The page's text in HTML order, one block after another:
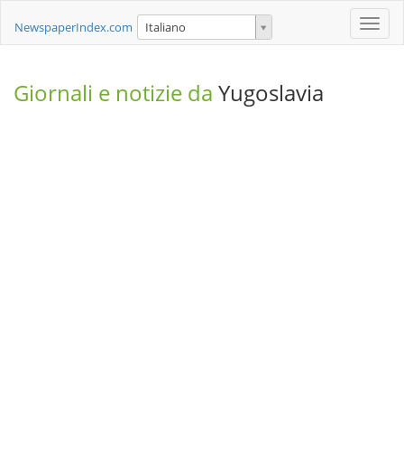
Toggle
NewspaperIndex.com Italiano
Giornali e notizie da Yugoslavia